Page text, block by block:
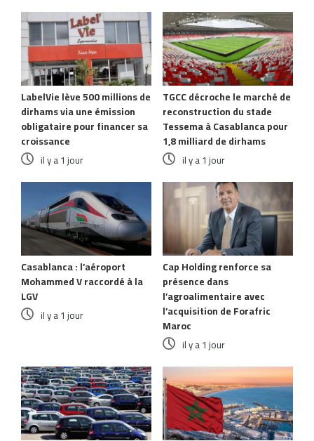
LabelVie lève 500 millions de
dirhams via une émission
obligataire pour financer sa
croissance
il y a 1 jour
TGCC décroche le marché de
reconstruction du stade
Tessema à Casablanca pour
1,8 milliard de dirhams
il y a 1 jour
Casablanca : l’aéroport
Mohammed V raccordé à la
LGV
il y a 1 jour
Cap Holding renforce sa
présence dans
l’agroalimentaire avec
l’acquisition de Forafric
Maroc
il y a 1 jour